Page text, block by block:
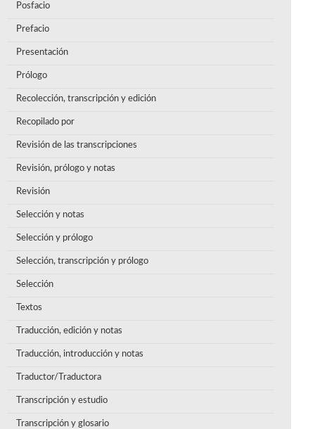
Posfacio
Prefacio
Presentación
Prólogo
Recolección, transcripción y edición
Recopilado por
Revisión de las transcripciones
Revisión, prólogo y notas
Revisión
Selección y notas
Selección y prólogo
Selección, transcripción y prólogo
Selección
Textos
Traducción, edición y notas
Traducción, introducción y notas
Traductor/Traductora
Transcripción y estudio
Transcripción y glosario